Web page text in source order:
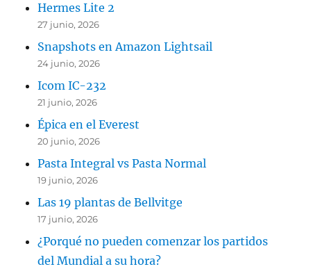
Hermes Lite 2
27 junio, 2026
Snapshots en Amazon Lightsail
24 junio, 2026
Icom IC-232
21 junio, 2026
Épica en el Everest
20 junio, 2026
Pasta Integral vs Pasta Normal
19 junio, 2026
Las 19 plantas de Bellvitge
17 junio, 2026
¿Porqué no pueden comenzar los partidos
del Mundial a su hora?